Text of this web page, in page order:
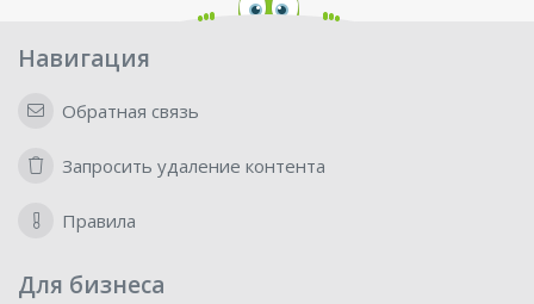
Навигация
Обратная связь
Запросить удаление контента
Правила
Для бизнеса